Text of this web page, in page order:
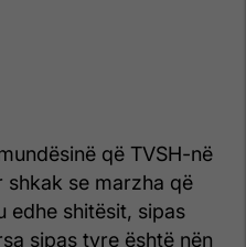
që TVSH-në
shkak se marzha që
edhe shitësit, sipas
sipas tyre është nën